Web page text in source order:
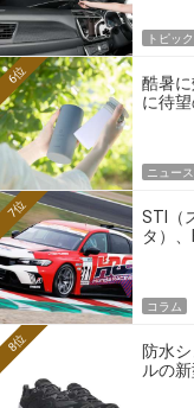
トピッ
酷暑に
に待
6位
ニュース
STI（
タ）
7位
コラム
防水
ルの
8位